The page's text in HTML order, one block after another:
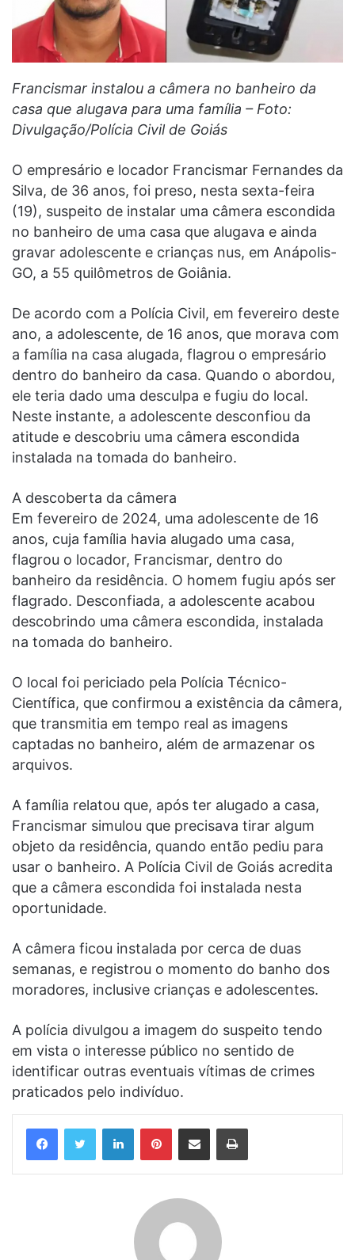
Francismar instalou a câmera no banheiro da
casa que alugava para uma família – Foto:
Divulgação/Polícia Civil de Goiás
O empresário e locador Francismar Fernandes da
Silva, de 36 anos, foi preso, nesta sexta-feira
(19), suspeito de instalar uma câmera escondida
no banheiro de uma casa que alugava e ainda
gravar adolescente e crianças nus, em Anápolis-
GO, a 55 quilômetros de Goiânia.
De acordo com a Polícia Civil, em fevereiro deste
ano, a adolescente, de 16 anos, que morava com
a família na casa alugada, flagrou o empresário
dentro do banheiro da casa. Quando o abordou,
ele teria dado uma desculpa e fugiu do local.
Neste instante, a adolescente desconfiou da
atitude e descobriu uma câmera escondida
instalada na tomada do banheiro.
A descoberta da câmera
Em fevereiro de 2024, uma adolescente de 16
anos, cuja família havia alugado uma casa,
flagrou o locador, Francismar, dentro do
banheiro da residência. O homem fugiu após ser
flagrado. Desconfiada, a adolescente acabou
descobrindo uma câmera escondida, instalada
na tomada do banheiro.
O local foi periciado pela Polícia Técnico-
Científica, que confirmou a existência da câmera,
que transmitia em tempo real as imagens
captadas no banheiro, além de armazenar os
arquivos.
A família relatou que, após ter alugado a casa,
Francismar simulou que precisava tirar algum
objeto da residência, quando então pediu para
usar o banheiro. A Polícia Civil de Goiás acredita
que a câmera escondida foi instalada nesta
oportunidade.
A câmera ficou instalada por cerca de duas
semanas, e registrou o momento do banho dos
moradores, inclusive crianças e adolescentes.
A polícia divulgou a imagem do suspeito tendo
em vista o interesse público no sentido de
identificar outras eventuais vítimas de crimes
praticados pelo indivíduo.
LinkedinPinterestCompartilhar via e-mail Imprimir